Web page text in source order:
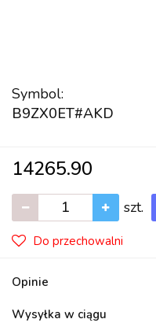
Symbol:
B9ZX0ET#AKD
14265.90
szt.
Do przechowalni
Opinie
Wysyłka w ciągu